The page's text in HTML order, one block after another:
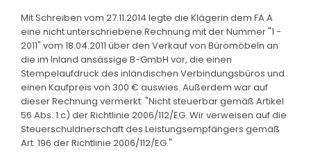
Mit Schreiben vom 27.11.2014 legte die Klägerin dem FA A
eine nicht unterschriebene Rechnung mit der Nummer "1 -
2011" vom 18.04.2011 über den Verkauf von Büromöbeln an
die im Inland ansässige B-GmbH vor, die einen
Stempelaufdruck des inländischen Verbindungsbüros und
einen Kaufpreis von 300 € auswies. Außerdem war auf
dieser Rechnung vermerkt: "Nicht steuerbar gemäß Artikel
56 Abs. 1 c) der Richtlinie 2006/112/EG. Wir verweisen auf die
Steuerschuldnerschaft des Leistungsempfängers gemäß
Art. 196 der Richtlinie 2006/112/EG."